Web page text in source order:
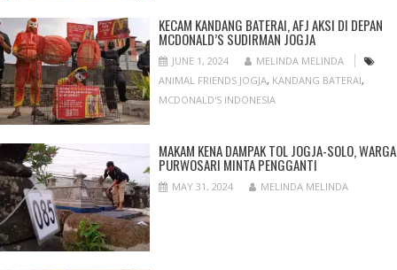
KECAM KANDANG BATERAI, AFJ AKSI DI DEPAN
MCDONALD’S SUDIRMAN JOGJA
JUNE 1, 2024
MELINDA MELINDA
ANIMAL FRIENDS JOGJA, KANDANG BATERAI,
MCDONALD'S INDONESIA
MAKAM KENA DAMPAK TOL JOGJA-SOLO, WARGA
PURWOSARI MINTA PENGGANTI
MAY 31, 2024 MELINDA MELINDA